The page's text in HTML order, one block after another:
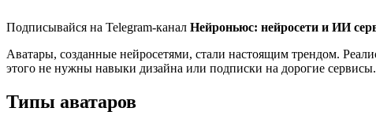
Подписывайся на Telegram-канал Нейроньюс: нейросети и ИИ
Аватары, созданные нейросетями, стали настоящим трендом.
этого не нужны навыки дизайна или подписки на дорогие
Типы аватаров